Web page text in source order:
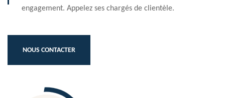
engagement. Appelez ses chargés de clientèle.
NOUS CONTACTER